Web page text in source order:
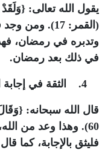
يقول الله تعالى:
(القمر: 17).
وتدبره في رمضان،
في ذلك بعد رمضان.
قال الله سبحانه:
60). وهذا وعد من
فليثق بالإجابة، كما